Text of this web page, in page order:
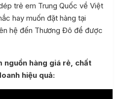
trẻ em Trung Quốc về Việt
hay muốn đặt hàng tại
hệ đến Thương Đô để được
nguồn hàng giá rẻ, chất
hiệu quả: